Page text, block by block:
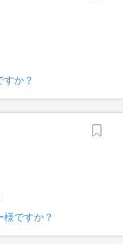
すか？
ですか？